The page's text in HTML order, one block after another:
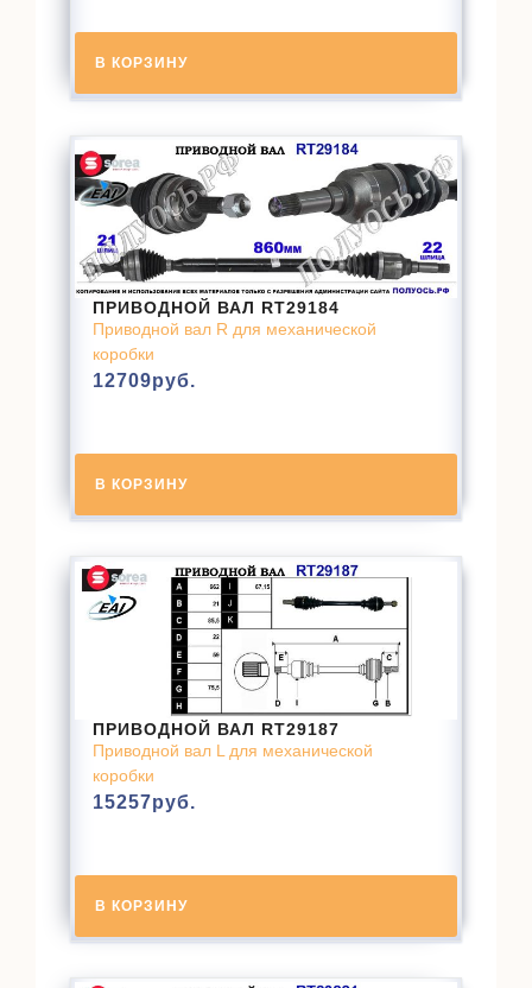
В КОРЗИНУ
ПРИВОДНОЙ ВАЛ RT29184
Приводной вал R для механической
коробки
12709руб.
В КОРЗИНУ
ПРИВОДНОЙ ВАЛ RT29187
Приводной вал L для механической
коробки
15257руб.
В КОРЗИНУ